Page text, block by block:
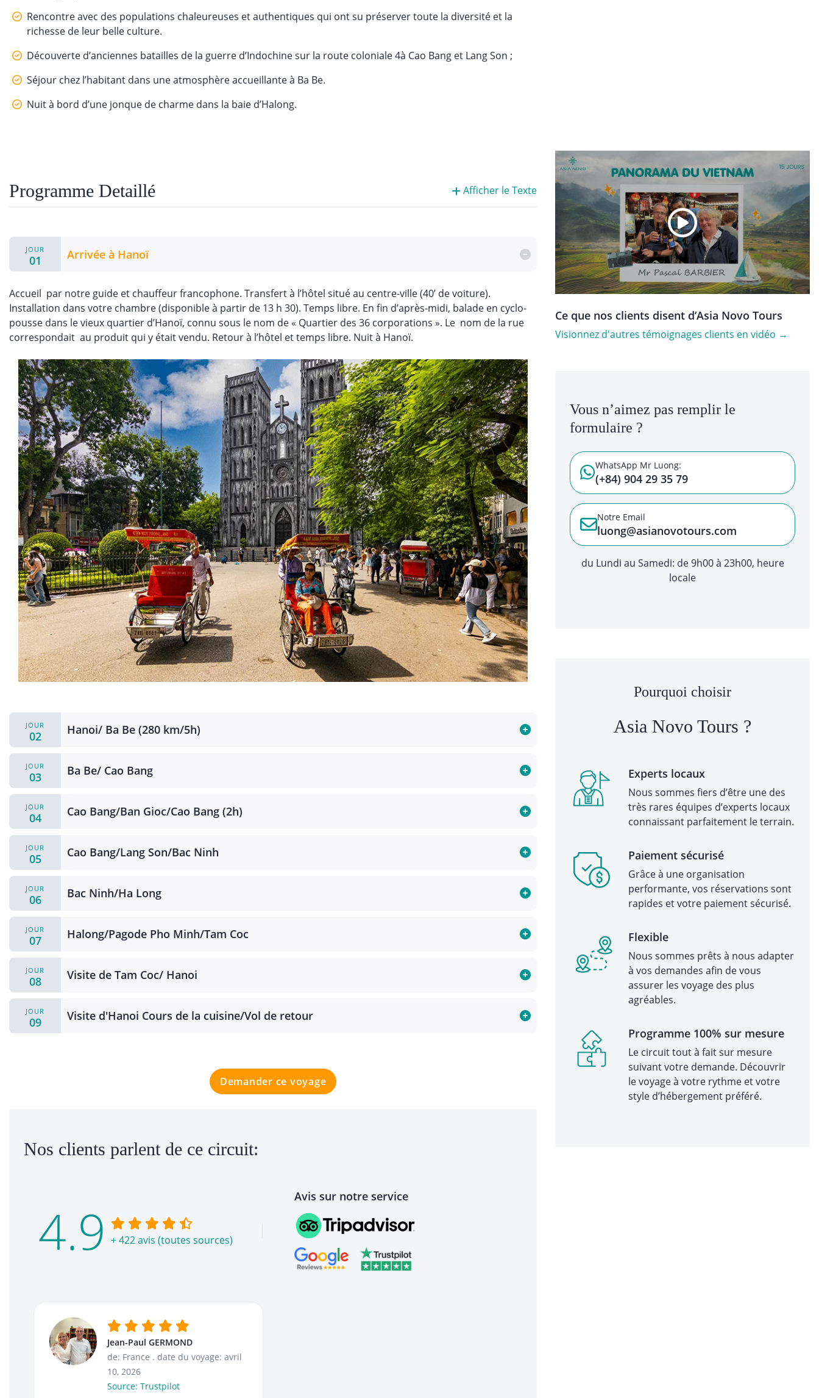
Rencontre avec des populations chaleureuses et authentiques qui ont su préserver toute la diversité et la
richesse de leur belle culture.
Découverte d’anciennes batailles de la guerre d’Indochine sur la route coloniale 4à Cao Bang et Lang Son ;
Séjour chez l’habitant dans une atmosphère accueillante à Ba Be.
Nuit à bord d’une jonque de charme dans la baie d’Halong.
Programme Detaillé Afficher le Texte
JOUR
01 Arrivée à Hanoï
Accueil par notre guide et chauffeur francophone. Transfert à l’hôtel situé au centre-ville (40’ de voiture).
Installation dans votre chambre (disponible à partir de 13 h 30). Temps libre. En fin d’après-midi, balade en cyclo-
pousse dans le vieux quartier d’Hanoï, connu sous le nom de « Quartier des 36 corporations ». Le nom de la rue
correspondait au produit qui y était vendu. Retour à l’hôtel et temps libre. Nuit à Hanoï.
JOUR
02 Hanoi/ Ba Be (280 km/5h)
JOUR
03 Ba Be/ Cao Bang
JOUR
04 Cao Bang/Ban Gioc/Cao Bang (2h)
JOUR
05 Cao Bang/Lang Son/Bac Ninh
JOUR
06 Bac Ninh/Ha Long
JOUR
07 Halong/Pagode Pho Minh/Tam Coc
JOUR
08 Visite de Tam Coc/ Hanoi
JOUR
09 Visite d'Hanoi Cours de la cuisine/Vol de retour
Demander ce voyage
Nos clients parlent de ce circuit:
4.9 + 422 avis (toutes sources)
Avis sur notre service
Jean-Paul GERMOND
de: France . date du voyage: avril
10, 2026
Source: Trustpilot
Ce que nos clients disent d’Asia Novo Tours
Visionnez d'autres témoignages clients en vidéo →
Vous n’aimez pas remplir le
formulaire ?
WhatsApp Mr Luong:
(+84) 904 29 35 79
Notre Email
luong@asianovotours.com
du Lundi au Samedi: de 9h00 à 23h00, heure
locale
Pourquoi choisir
Asia Novo Tours ?
Experts locaux
Nous sommes fiers d’être une des
très rares équipes d’experts locaux
connaissant parfaitement le terrain.
Paiement sécurisé
Grâce à une organisation
performante, vos réservations sont
rapides et votre paiement sécurisé.
Flexible
Nous sommes prêts à nous adapter
à vos demandes afin de vous
assurer les voyage des plus
agréables.
Programme 100% sur mesure
Le circuit tout à fait sur mesure
suivant votre demande. Découvrir
le voyage à votre rythme et votre
style d’hébergement préféré.